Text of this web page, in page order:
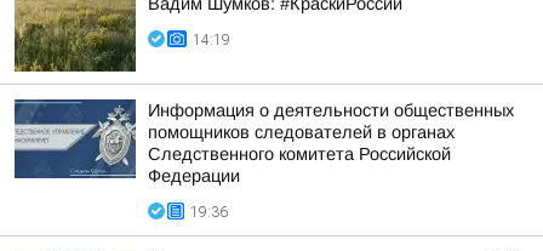
14:19
Информация о деятельности общественных
помощников следователей в органах
Следственного комитета Российской
Федерации
19:36